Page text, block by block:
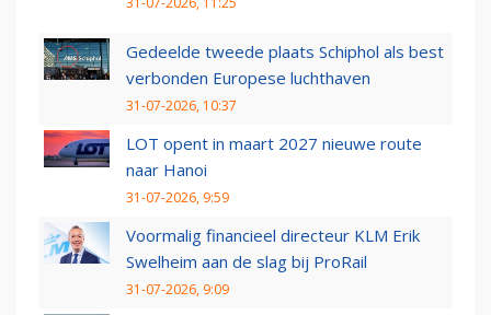
Gedeelde tweede plaats Schiphol als best
verbonden Europese luchthaven
31-07-2026, 10:37
LOT opent in maart 2027 nieuwe route
naar Hanoi
31-07-2026, 9:59
Voormalig financieel directeur KLM Erik
Swelheim aan de slag bij ProRail
31-07-2026, 9:09